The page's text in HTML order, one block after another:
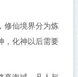
修仙境界分为炼
，化神以后需要